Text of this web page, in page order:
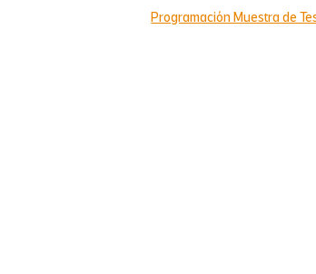
Programación Muestra de